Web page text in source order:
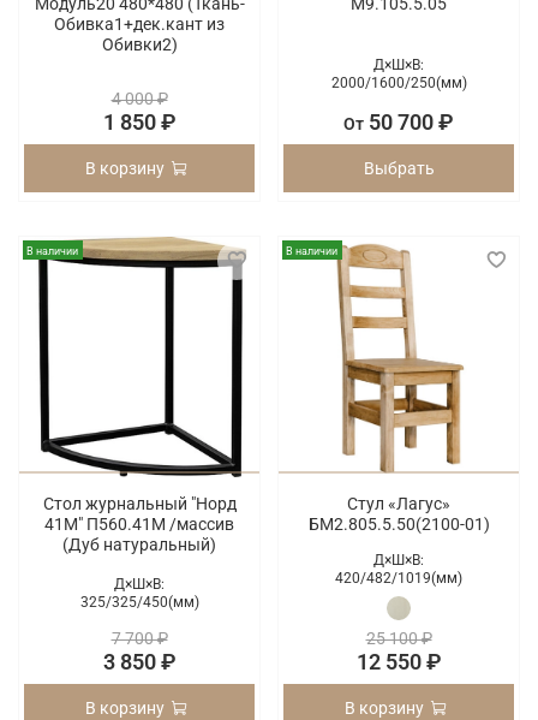
Модуль20 480*480 (Ткань-
Обивка1+дек.кант из
Обивки2)
4 000 ₽
1 850 ₽
В корзину
М9.105.5.05
Д×Ш×В:
2000/1600/250(мм)
От 50 700 ₽
Выбрать
В наличии
Стол журнальный "Норд
41М" П560.41М /массив
(Дуб натуральный)
Д×Ш×В:
325/325/450(мм)
7 700 ₽
3 850 ₽
В корзину
В наличии
Стул «Лагус»
БМ2.805.5.50(2100-01)
Д×Ш×В:
420/482/1019(мм)
25 100 ₽
12 550 ₽
В корзину